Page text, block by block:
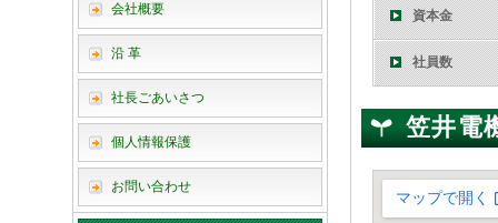
資本金
社員数
笠井電
会社概要
沿 革
社長ごあいさつ
個人情報保護
お問い合わせ